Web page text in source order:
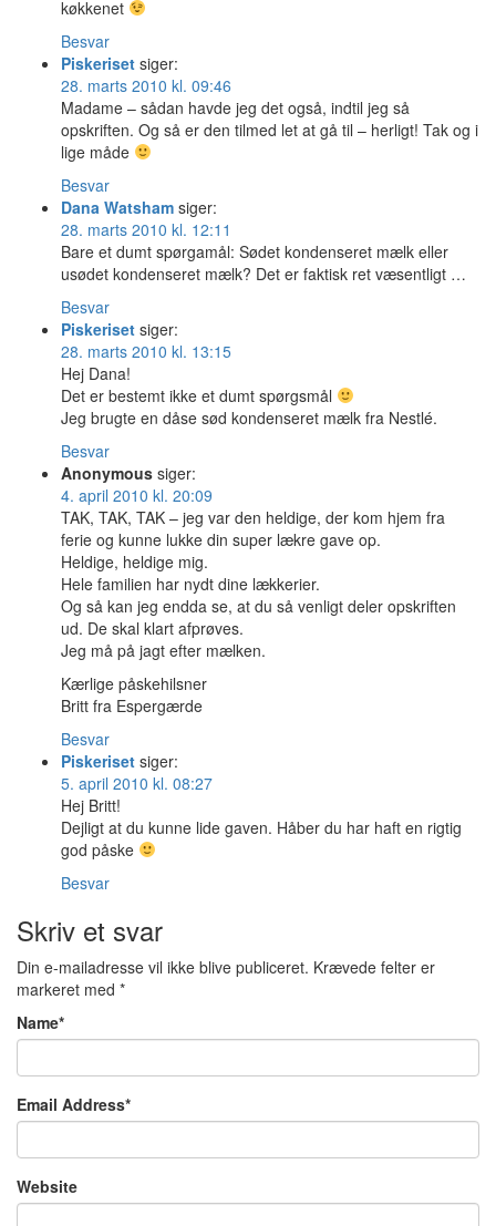
køkkenet
Besvar
Piskeriset siger:
28. marts 2010 kl. 09:46
Madame – sådan havde jeg det også, indtil jeg så
opskriften. Og så er den tilmed let at gå til – herligt! Tak og i
lige måde
Besvar
Dana Watsham siger:
28. marts 2010 kl. 12:11
Bare et dumt spørgamål: Sødet kondenseret mælk eller
usødet kondenseret mælk? Det er faktisk ret væsentligt …
Besvar
Piskeriset siger:
28. marts 2010 kl. 13:15
Hej Dana!
Det er bestemt ikke et dumt spørgsmål
Jeg brugte en dåse sød kondenseret mælk fra Nestlé.
Besvar
Anonymous siger:
4. april 2010 kl. 20:09
TAK, TAK, TAK – jeg var den heldige, der kom hjem fra
ferie og kunne lukke din super lækre gave op.
Heldige, heldige mig.
Hele familien har nydt dine lækkerier.
Og så kan jeg endda se, at du så venligt deler opskriften
ud. De skal klart afprøves.
Jeg må på jagt efter mælken.
Kærlige påskehilsner
Britt fra Espergærde
Besvar
Piskeriset siger:
5. april 2010 kl. 08:27
Hej Britt!
Dejligt at du kunne lide gaven. Håber du har haft en rigtig
god påske
Besvar
Skriv et svar
Din e-mailadresse vil ikke blive publiceret. Krævede felter er
markeret med *
Name*
Email Address*
Website